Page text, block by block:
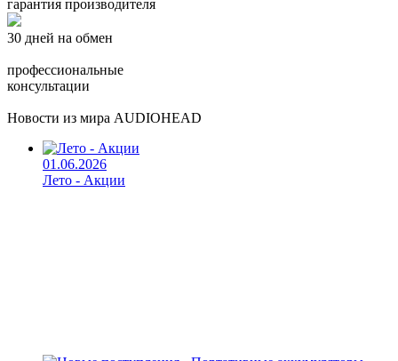
гарантия производителя
30 дней на обмен
профессиональные
консультации
Новости из мира AUDIOHEAD
01.06.2026
Лето - Акции